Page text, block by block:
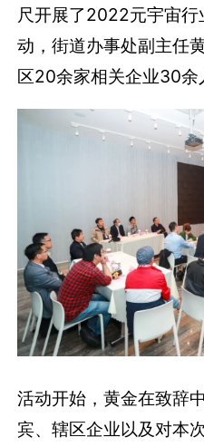
尺开展了2022元宇宙
动，街道办事处副主任
区20余家相关企业30余
活动开始，黄金在致辞
宾、辖区企业以及对本